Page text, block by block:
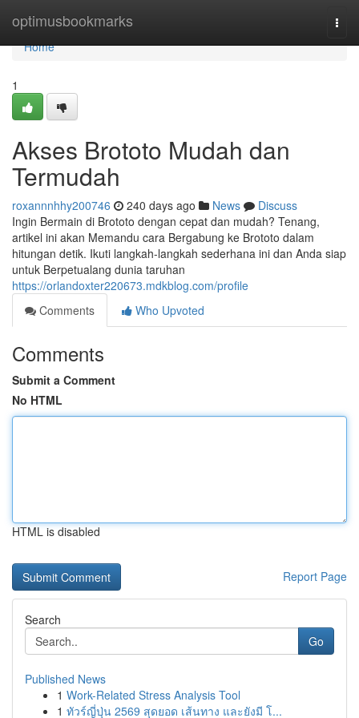
optimusbookmarks
Home
Home
1
Akses Brototo Mudah dan
Termudah
roxannnhhy200746 240 days ago News
Discuss
Ingin Bermain di Brototo dengan cepat dan mudah? Tenang,
artikel ini akan Memandu cara Bergabung ke Brototo dalam
hitungan detik. Ikuti langkah-langkah sederhana ini dan Anda siap
untuk Berpetualang dunia taruhan
https://orlandoxter220673.mdkblog.com/profile
Comments
Who Upvoted
Comments
Submit a Comment
No HTML
HTML is disabled
Report Page
Search
Go
Published News
1 Work-Related Stress Analysis Tool
1 ทัวร์ญี่ปุ่น 2569 สุดยอด เส้นทาง และยังมี โ...